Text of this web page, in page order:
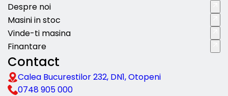
Despre noi
Masini in stoc
Vinde-ti masina
Finantare
Contact
Calea Bucurestilor 232, DN1, Otopeni
0748 905 000